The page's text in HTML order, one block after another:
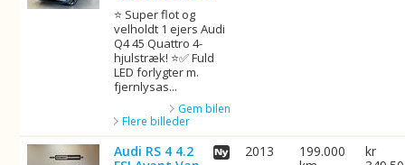
⭐ Super flot og
velholdt 1 ejers Audi
Q4 45 Quattro 4-
hjulstræk! ⭐✅ Fuld
LED forlygter m.
fjernlysas...
Gem bilen
Flere billeder
Audi RS 4 4.2
2013
199.000
kr